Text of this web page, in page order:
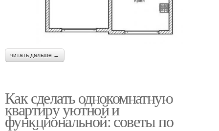
читать дальше →
Как сделать однокомнатную
квартиру уютной и
функциональной: советы по